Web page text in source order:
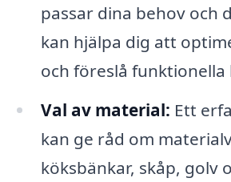
passar dina behov och
kan hjälpa dig att
och föreslå funktionella
Val av material: Ett
kan ge råd om
köksbänkar, skåp, golv